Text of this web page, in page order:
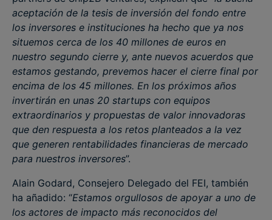
aceptación de la tesis de inversión del fondo entre
los inversores e instituciones ha hecho que ya nos
situemos cerca de los 40 millones de euros en
nuestro segundo cierre y, ante nuevos acuerdos que
estamos gestando, prevemos hacer el cierre final por
encima de los 45 millones. En los próximos años
invertirán en unas 20 startups con equipos
extraordinarios y propuestas de valor innovadoras
que den respuesta a los retos planteados a la vez
que generen rentabilidades financieras de mercado
para nuestros inversores”.
Alain Godard, Consejero Delegado del FEI, también
ha añadido: “Estamos orgullosos de apoyar a uno de
los actores de impacto más reconocidos del